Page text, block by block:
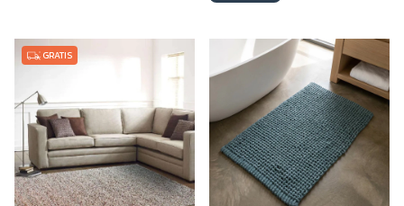
GRATIS